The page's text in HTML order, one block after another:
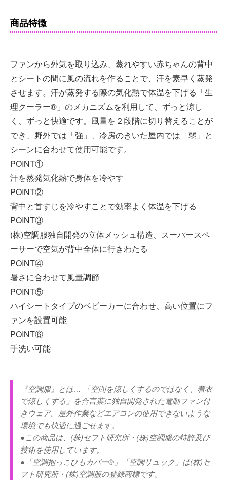
商品特徴
ファンから外気を取り込み、蒸れやすい赤ちゃんの背中
とシートの間に風の流れを作ることで、汗を素早く蒸発
させます。汗が蒸発する際の気化熱で体温を下げる「生
理クーラー®」のメカニズムを利用して、ずっと涼し
く、ずっと快適です。風量を２段階に切り替えることが
でき、野外では「強」、冷房のきいた屋内では「弱」と
シーンに合わせて使用可能です。
POINT①
汗を蒸発気化熱で身体を冷やす
POINT②
背中と首すじを冷やすことで効率よく体温を下げる
POINT③
(株)空調服独自開発の立体メッシュ構造、スーパースペ
ーサーで空気が背中全体に行きわたる
POINT④
暑さに合わせて風量調節
POINT⑤
ハイシートタイプのベビーカーに合わせ、高い位置にフ
ァンを設置可能
POINT⑥
手洗い可能
『空調服』とは… 「空間を涼しくするのではなく、着衣
で涼しくする」を合言葉に独自開発された電動ファン付
きウェア。屋外作業などエアコンの使用できないような
環境でも快適に過ごせます。
●この商品は、(株)セフト研究所・(株)空調服の特許及び
技術を使用しています。
●「空調抱っこひもカバー®」「空調リュック」は(株)セ
フト研究所・(株)空調服の登録商標です。